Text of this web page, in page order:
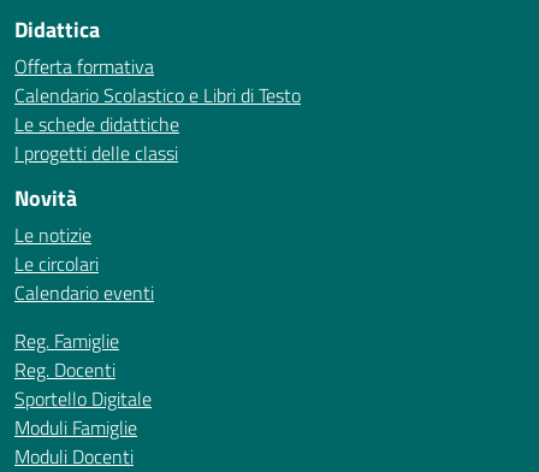
Didattica
Offerta formativa
Calendario Scolastico e Libri di Testo
Le schede didattiche
I progetti delle classi
Novità
Le notizie
Le circolari
Calendario eventi
Reg. Famiglie
Reg. Docenti
Sportello Digitale
Moduli Famiglie
Moduli Docenti